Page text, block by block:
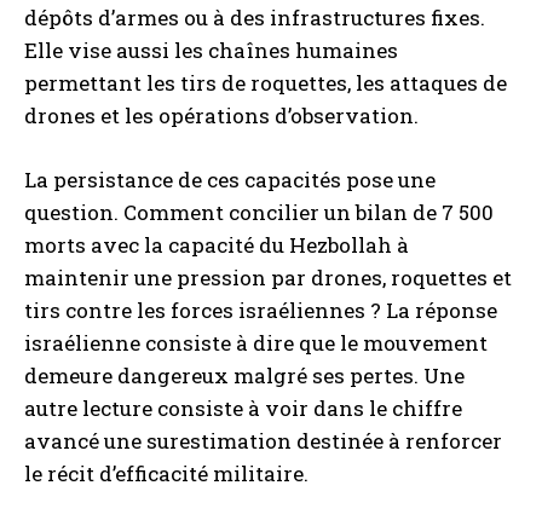
dépôts d’armes ou à des infrastructures fixes.
Elle vise aussi les chaînes humaines
permettant les tirs de roquettes, les attaques de
drones et les opérations d’observation.
La persistance de ces capacités pose une
question. Comment concilier un bilan de 7 500
morts avec la capacité du Hezbollah à
maintenir une pression par drones, roquettes et
tirs contre les forces israéliennes ? La réponse
israélienne consiste à dire que le mouvement
demeure dangereux malgré ses pertes. Une
autre lecture consiste à voir dans le chiffre
avancé une surestimation destinée à renforcer
le récit d’efficacité militaire.